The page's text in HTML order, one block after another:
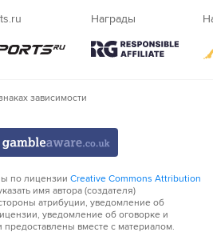
Nigeria
Награды
зависимости
по лицензии Creative Commons Attribution
имя автора (создателя)
атрибуции, уведомление об
уведомление об оговорке и
вместе с материалом.